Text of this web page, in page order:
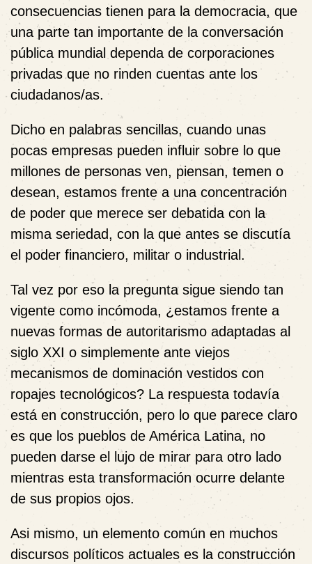
consecuencias tienen para la democracia, que
una parte tan importante de la conversación
pública mundial dependa de corporaciones
privadas que no rinden cuentas ante los
ciudadanos/as.
Dicho en palabras sencillas, cuando unas
pocas empresas pueden influir sobre lo que
millones de personas ven, piensan, temen o
desean, estamos frente a una concentración
de poder que merece ser debatida con la
misma seriedad, con la que antes se discutía
el poder financiero, militar o industrial.
Tal vez por eso la pregunta sigue siendo tan
vigente como incómoda, ¿estamos frente a
nuevas formas de autoritarismo adaptadas al
siglo XXI o simplemente ante viejos
mecanismos de dominación vestidos con
ropajes tecnológicos? La respuesta todavía
está en construcción, pero lo que parece claro
es que los pueblos de América Latina, no
pueden darse el lujo de mirar para otro lado
mientras esta transformación ocurre delante
de sus propios ojos.
Asi mismo, un elemento común en muchos
discursos políticos actuales es la construcción